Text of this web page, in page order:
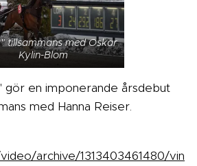
tillsammans med Oskar
Kylin-Blom
gör en imponerande årsdebut
med Hanna Reiser.
archive/1313403461480/vin